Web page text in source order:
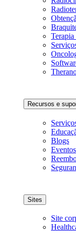
Terapia
Recursos e
Blogs
Eventos
Sites
Site